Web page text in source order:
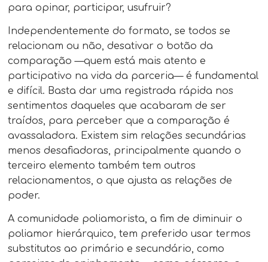
para opinar, participar, usufruir?
Independentemente do formato, se todos se
relacionam ou não, desativar o botão da
comparação —quem está mais atento e
participativo na vida da parceria— é fundamental
e difícil. Basta dar uma registrada rápida nos
sentimentos daqueles que acabaram de ser
traídos, para perceber que a comparação é
avassaladora. Existem sim relações secundárias
menos desafiadoras, principalmente quando o
terceiro elemento também tem outros
relacionamentos, o que ajusta as relações de
poder.
A comunidade poliamorista, a fim de diminuir o
poliamor hierárquico, tem preferido usar termos
substitutos ao primário e secundário, como